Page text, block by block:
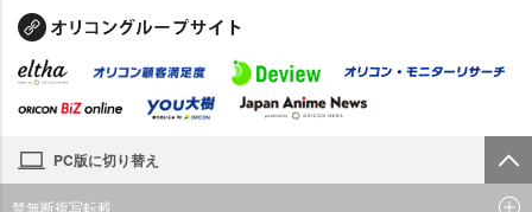
PC版に切り替え
禁無断複写転載